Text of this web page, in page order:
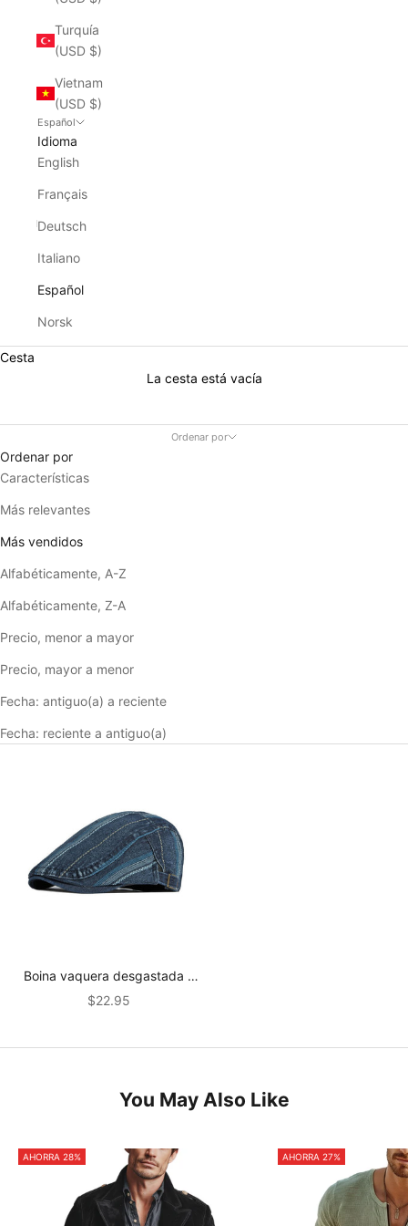
Turquía
(USD $)
Vietnam
(USD $)
Español
Idioma
English
Français
Deutsch
Italiano
Español
Norsk
Cesta
La cesta está vacía
0106
Ordenar por
Ordenar por
Características
Más relevantes
Más vendidos
Alfabéticamente, A-Z
Alfabéticamente, Z-A
Precio, menor a mayor
Precio, mayor a menor
Fecha: antiguo(a) a reciente
Fecha: reciente a antiguo(a)
Boina vaquera desgastada y
lavada vintage para hombre
Precio de oferta
$22.95
You May Also Like
AHORRA 28% AHORRA 27%